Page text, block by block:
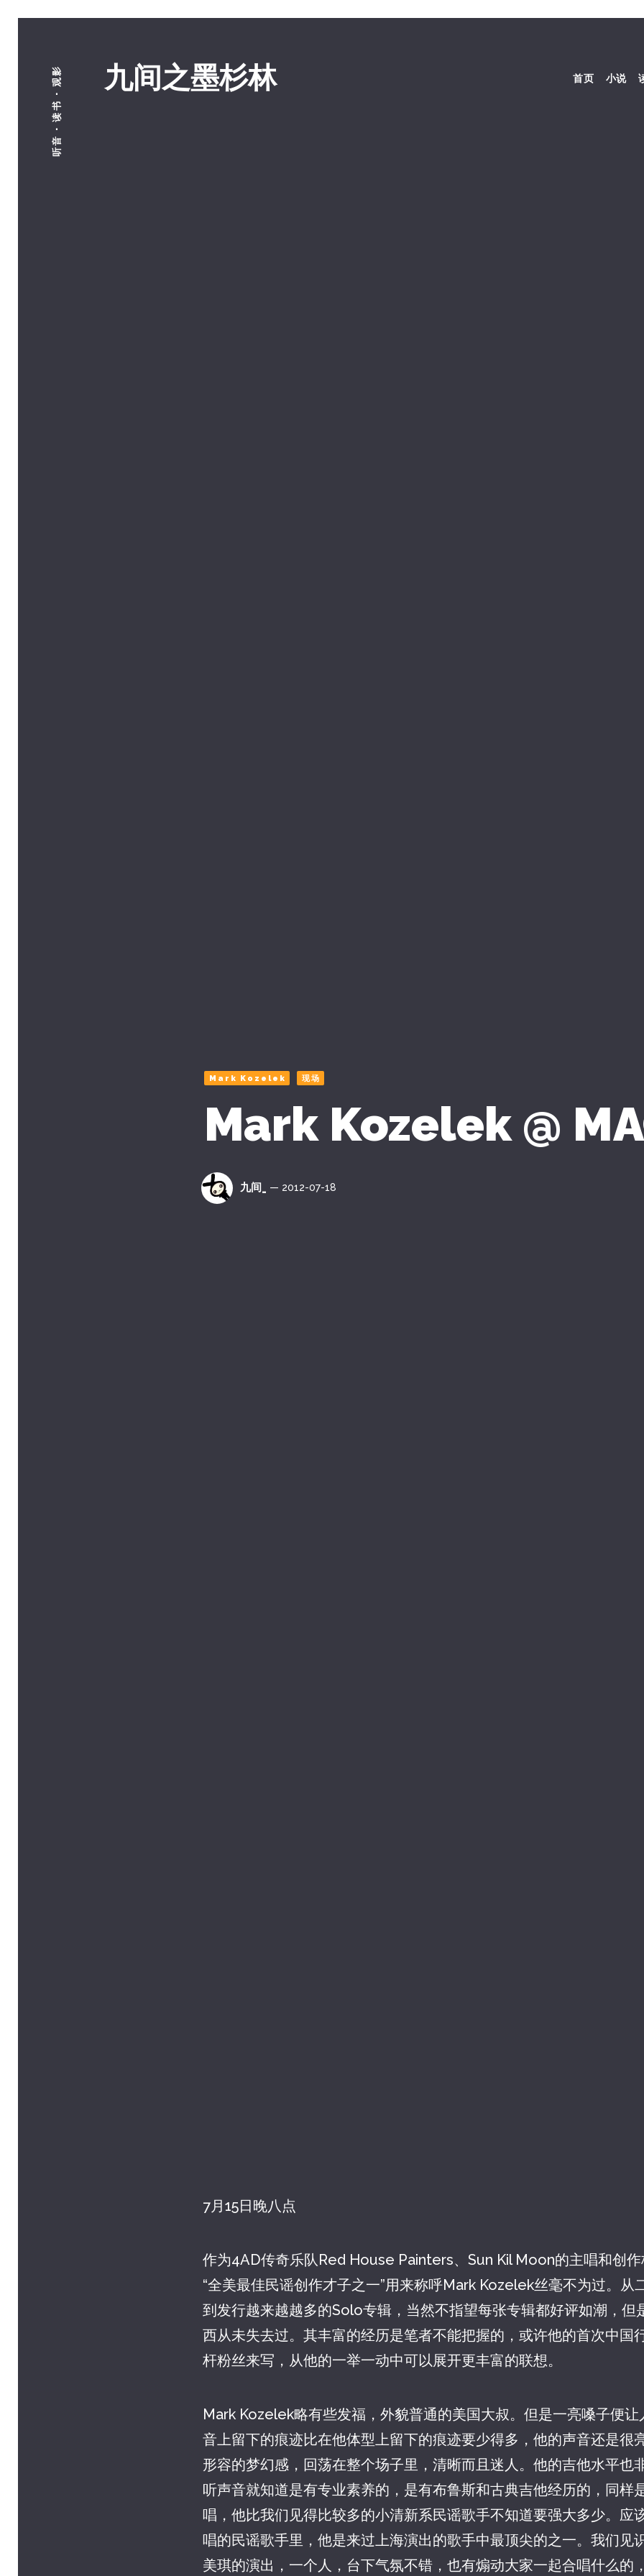
听音 · 读书 · 观影 九间之墨杉林 首页 小说
Mark Kozelek 现场
Mark Kozelek @
九间_ — 2012-07-18
7月15日晚八点
作为4AD传奇乐队Red House Painters、Sun Kil Moon的主唱和创
“全美最佳民谣创作才子之一”用来称呼Mark Kozelek丝毫不为过。从
到发行越来越越多的Solo专辑，当然不指望每张专辑都好评如潮，但
西从未失去过。其丰富的经历是笔者不能把握的，或许他的首次中国
杆粉丝来写，从他的一举一动中可以展开更丰富的联想。
Mark Kozelek略有些发福，外貌普通的美国大叔。但是一亮嗓子便
音上留下的痕迹比在他体型上留下的痕迹要少得多，他的声音还是很
形容的梦幻感，回荡在整个场子里，清晰而且迷人。他的吉他水平也
听声音就知道是有专业素养的，是有布鲁斯和古典吉他经历的，同样
唱，他比我们见得比较多的小清新系民谣歌手不知道要强大多少。应
唱的民谣歌手里，他是来过上海演出的歌手中最顶尖的之一。我们见
美琪的演出，一个人，台下气氛不错，也有煽动大家一起合唱什么的